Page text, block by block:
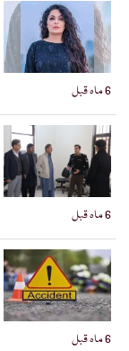
6 ماہ قبل
6 ماہ قبل
6 ماہ قبل